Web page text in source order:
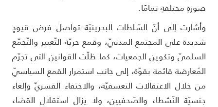
مختلفةٍ تمامًا.
إلى أنّ السّلطات البحرينيّة تواصل فرض قيودٍ
على المجتمع المدنيّ، وقمع حريّة التّعبير والتّجمّع
وتكوين الجمعيات، كما ظلّت القوانين التي تجرّم
قائمة بقوّة، إلى جانب استمرار القمع السياسيّ
خلال الاعتقالات التعسفيّة، والاختفاء القسريّ وإلغاء
النّشطاء والصّحفيين، ولا يزال استقلال القضاء